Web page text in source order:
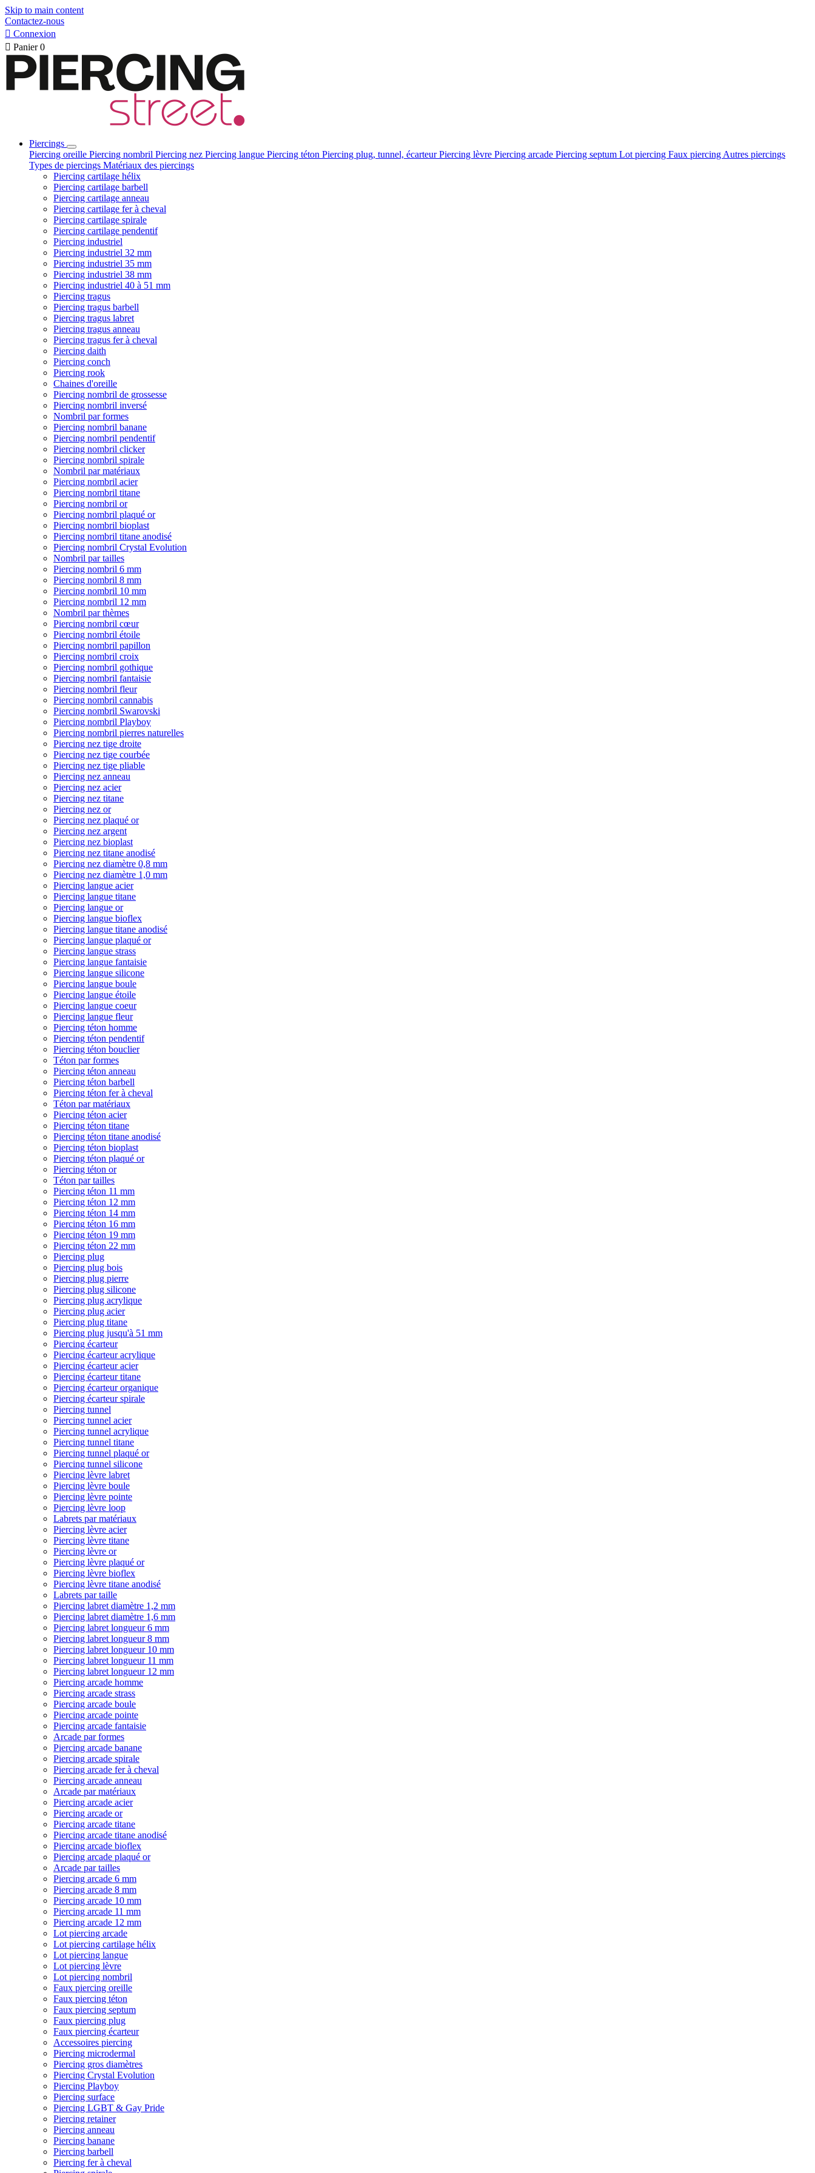
Skip to main content
Contactez-nous
 Connexion
 Panier 0
Piercings
Piercing oreille Piercing nombril Piercing nez Piercing langue Piercing téton Piercing plug, tunnel, écarteurPiercing lèvre Piercing arcade Piercing septum Lot piercing Faux piercing Autres piercings
Types de piercings Matériaux des piercings
Piercing cartilage hélix
Piercing cartilage barbell
Piercing cartilage anneau
Piercing cartilage fer à cheval
Piercing cartilage spirale
Piercing cartilage pendentif
Piercing industriel
Piercing industriel 32 mm
Piercing industriel 35 mm
Piercing industriel 38 mm
Piercing industriel 40 à 51 mm
Piercing tragus
Piercing tragus barbell
Piercing tragus labret
Piercing tragus anneau
Piercing tragus fer à cheval
Piercing daith
Piercing conch
Piercing rook
Chaines d'oreille
Piercing nombril de grossesse
Piercing nombril inversé
Nombril par formes
Piercing nombril banane
Piercing nombril pendentif
Piercing nombril clicker
Piercing nombril spirale
Nombril par matériaux
Piercing nombril acier
Piercing nombril titane
Piercing nombril or
Piercing nombril plaqué or
Piercing nombril bioplast
Piercing nombril titane anodisé
Piercing nombril Crystal Evolution
Nombril par tailles
Piercing nombril 6 mm
Piercing nombril 8 mm
Piercing nombril 10 mm
Piercing nombril 12 mm
Nombril par thèmes
Piercing nombril cœur
Piercing nombril étoile
Piercing nombril papillon
Piercing nombril croix
Piercing nombril gothique
Piercing nombril fantaisie
Piercing nombril fleur
Piercing nombril cannabis
Piercing nombril Swarovski
Piercing nombril Playboy
Piercing nombril pierres naturelles
Piercing nez tige droite
Piercing nez tige courbée
Piercing nez tige pliable
Piercing nez anneau
Piercing nez acier
Piercing nez titane
Piercing nez or
Piercing nez plaqué or
Piercing nez argent
Piercing nez bioplast
Piercing nez titane anodisé
Piercing nez diamètre 0,8 mm
Piercing nez diamètre 1,0 mm
Piercing langue acier
Piercing langue titane
Piercing langue or
Piercing langue bioflex
Piercing langue titane anodisé
Piercing langue plaqué or
Piercing langue strass
Piercing langue fantaisie
Piercing langue silicone
Piercing langue boule
Piercing langue étoile
Piercing langue coeur
Piercing langue fleur
Piercing téton homme
Piercing téton pendentif
Piercing téton bouclier
Téton par formes
Piercing téton anneau
Piercing téton barbell
Piercing téton fer à cheval
Téton par matériaux
Piercing téton acier
Piercing téton titane
Piercing téton titane anodisé
Piercing téton bioplast
Piercing téton plaqué or
Piercing téton or
Téton par tailles
Piercing téton 11 mm
Piercing téton 12 mm
Piercing téton 14 mm
Piercing téton 16 mm
Piercing téton 19 mm
Piercing téton 22 mm
Piercing plug
Piercing plug bois
Piercing plug pierre
Piercing plug silicone
Piercing plug acrylique
Piercing plug acier
Piercing plug titane
Piercing plug jusqu'à 51 mm
Piercing écarteur
Piercing écarteur acrylique
Piercing écarteur acier
Piercing écarteur titane
Piercing écarteur organique
Piercing écarteur spirale
Piercing tunnel
Piercing tunnel acier
Piercing tunnel acrylique
Piercing tunnel titane
Piercing tunnel plaqué or
Piercing tunnel silicone
Piercing lèvre labret
Piercing lèvre boule
Piercing lèvre pointe
Piercing lèvre loop
Labrets par matériaux
Piercing lèvre acier
Piercing lèvre titane
Piercing lèvre or
Piercing lèvre plaqué or
Piercing lèvre bioflex
Piercing lèvre titane anodisé
Labrets par taille
Piercing labret diamètre 1,2 mm
Piercing labret diamètre 1,6 mm
Piercing labret longueur 6 mm
Piercing labret longueur 8 mm
Piercing labret longueur 10 mm
Piercing labret longueur 11 mm
Piercing labret longueur 12 mm
Piercing arcade homme
Piercing arcade strass
Piercing arcade boule
Piercing arcade pointe
Piercing arcade fantaisie
Arcade par formes
Piercing arcade banane
Piercing arcade spirale
Piercing arcade fer à cheval
Piercing arcade anneau
Arcade par matériaux
Piercing arcade acier
Piercing arcade or
Piercing arcade titane
Piercing arcade titane anodisé
Piercing arcade bioflex
Piercing arcade plaqué or
Arcade par tailles
Piercing arcade 6 mm
Piercing arcade 8 mm
Piercing arcade 10 mm
Piercing arcade 11 mm
Piercing arcade 12 mm
Lot piercing arcade
Lot piercing cartilage hélix
Lot piercing langue
Lot piercing lèvre
Lot piercing nombril
Faux piercing oreille
Faux piercing téton
Faux piercing septum
Faux piercing plug
Faux piercing écarteur
Accessoires piercing
Piercing microdermal
Piercing gros diamètres
Piercing Crystal Evolution
Piercing Playboy
Piercing surface
Piercing LGBT & Gay Pride
Piercing retainer
Piercing anneau
Piercing banane
Piercing barbell
Piercing fer à cheval